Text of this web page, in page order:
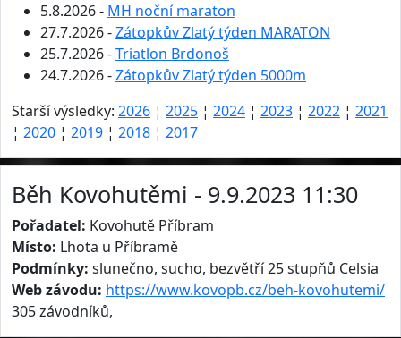
5.8.2026 - MH noční maraton
27.7.2026 -Zátopkův Zlatý týden MARATON
25.7.2026 -Triatlon Brdonoš
24.7.2026 -Zátopkův Zlatý týden 5000m
Starší výsledky: 2026 ¦ 2025 ¦ 2024 ¦ 2023 ¦ 2022 ¦ 2021
¦ 2020 ¦ 2019 ¦ 2018 ¦ 2017
Běh Kovohutěmi - 9.9.2023 11:30
Pořadatel: Kovohutě Příbram
Místo: Lhota u Příbramě
Podmínky: slunečno, sucho, bezvětří 25 stupňů Celsia
Web závodu: https://www.kovopb.cz/beh-kovohutemi/
305 závodníků,